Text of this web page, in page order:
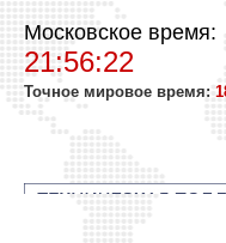
Московское время:
21:56:23
Точное мировое время: